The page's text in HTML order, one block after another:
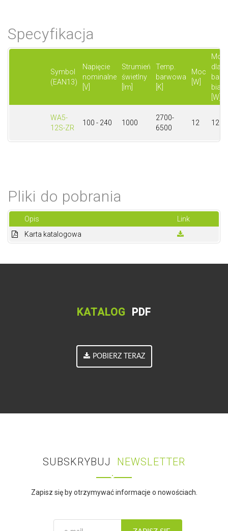
Specyfikacja
Symbol
(EAN13)
Napięcie
nominalne
[V]
Strumień
świetlny
[lm]
Temp.
barwowa
[K]
Moc
[W]
Moc
dla
białej
[W]
WA5-
12S-ZR
100 - 240 1000
2700-
6500
12 12
Pliki do pobrania
Opis
Link
Karta katalogowa
KATALOG PDF
POBIERZ TERAZ
SUBSKRYBUJ NEWSLETTER
Zapisz się by otrzymywać informacje o nowościach.